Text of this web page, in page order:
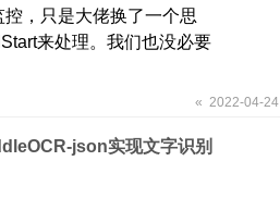
，只是大佬换了一个思
来处理。我们也没必要
« 2022-04-24
json实现文字识别